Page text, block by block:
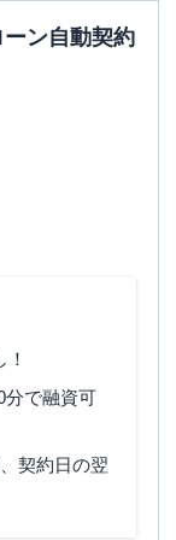
ン自動契約
分で融資可
契約日の翌